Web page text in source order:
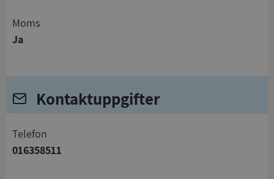
Moms
Ja
Kontaktuppgifter
telefon
016358511